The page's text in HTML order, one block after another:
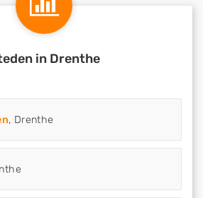
in Drenthe
, Drenthe